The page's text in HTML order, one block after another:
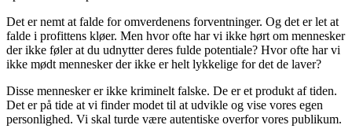
Det er nemt at falde for omverdenens forventninger. Og det er let at
falde i profittens kløer. Men hvor ofte har vi ikke hørt om mennesker
der ikke føler at du udnytter deres fulde potentiale? Hvor ofte har vi
ikke mødt mennesker der ikke er helt lykkelige for det de laver?
Disse mennesker er ikke kriminelt falske. De er et produkt af tiden.
Det er på tide at vi finder modet til at udvikle og vise vores egen
personlighed. Vi skal turde være autentiske overfor vores publikum.